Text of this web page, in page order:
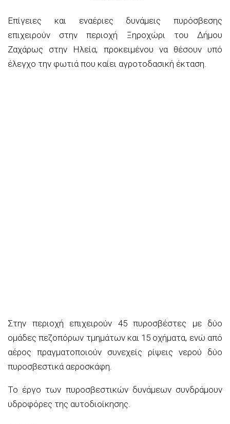
Επίγειες και εναέριες δυνάμεις πυρόσβεσης
επιχειρούν στην περιοχή Ξηροχώρι του Δήμου
Ζαχάρως στην Ηλεία, προκειμένου να θέσουν υπό
έλεγχο την φωτιά που καίει αγροτοδασική έκταση.
Στην περιοχή επιχειρούν 45 πυροσβέστες με δύο
ομάδες πεζοπόρων τμημάτων και 15 οχήματα, ενώ από
αέρος πραγματοποιούν συνεχείς ρίψεις νερού δύο
πυροσβεστικά αεροσκάφη.
Το έργο των πυροσβεστικών δυνάμεων συνδράμουν
υδροφόρες της αυτοδιοίκησης.